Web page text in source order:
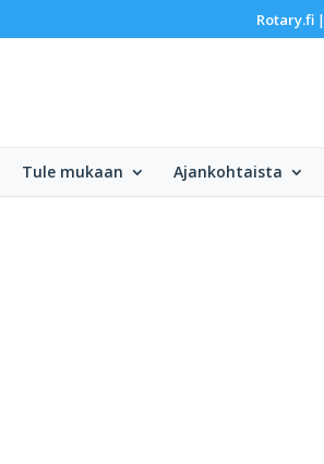
Rotary.fi|
Tule mukaan Ajankohtaista